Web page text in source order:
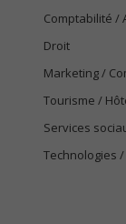
Comptabilité /
Droit
Marketing /
Tourisme /
Services
Technologies